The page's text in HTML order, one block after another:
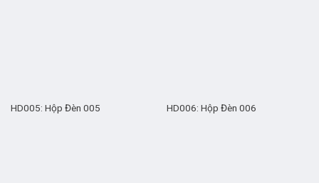
HD005: Hộp Đèn 005 HD006: Hộp Đèn 006